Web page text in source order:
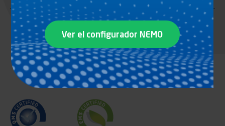
Ver el configurador NEMO